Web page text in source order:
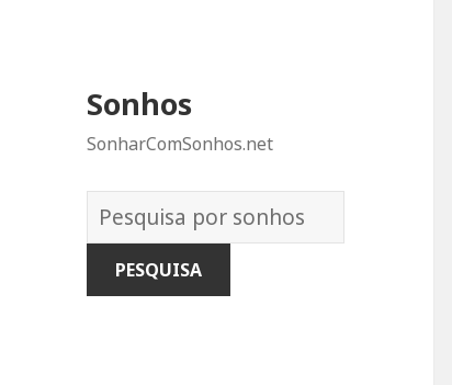
Sonhos
SonharComSonhos.net
Dicionário
dos
Sonhos: